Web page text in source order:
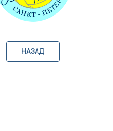
НАЗАД